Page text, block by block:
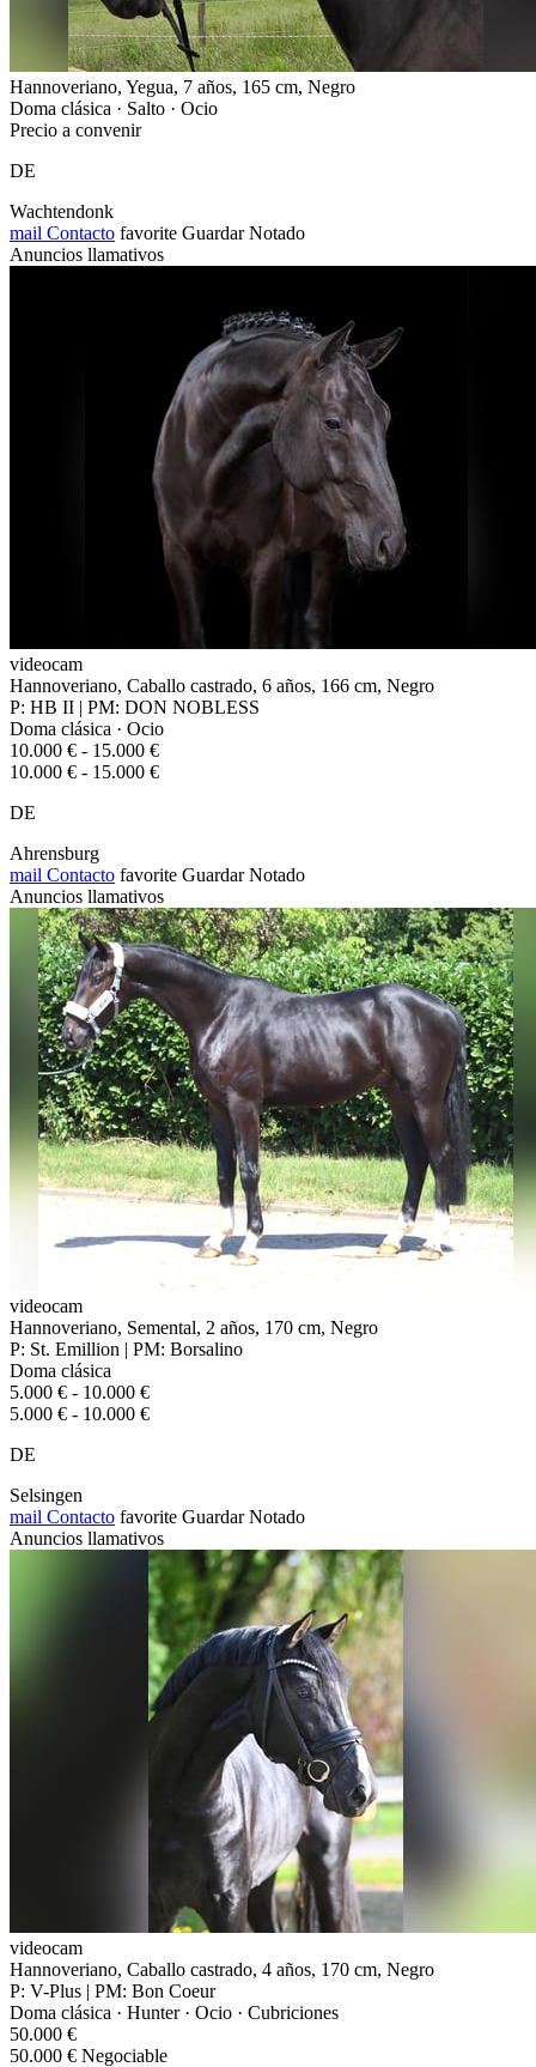
Hannoveriano, Yegua, 7 años, 165 cm, Negro
Doma clásica · Salto · Ocio
Precio a convenir
DE
Wachtendonk
mail Contacto favorite Guardar Notado
Anuncios llamativos
videocam
Hannoveriano, Caballo castrado, 6 años, 166 cm, Negro
P: HB II | PM: DON NOBLESS
Doma clásica · Ocio
10.000 € - 15.000 €
10.000 € - 15.000 €
DE
Ahrensburg
mail Contacto favorite Guardar Notado
Anuncios llamativos
videocam
Hannoveriano, Semental, 2 años, 170 cm, Negro
P: St. Emillion | PM: Borsalino
Doma clásica
5.000 € - 10.000 €
5.000 € - 10.000 €
DE
Selsingen
mail Contacto favorite Guardar Notado
Anuncios llamativos
videocam
Hannoveriano, Caballo castrado, 4 años, 170 cm, Negro
P: V-Plus | PM: Bon Coeur
Doma clásica · Hunter · Ocio · Cubriciones
50.000 €
50.000 € Negociable